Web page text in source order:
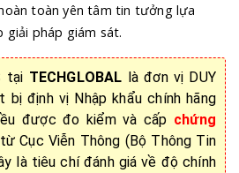
toàn yên tâm tin tưởng lựa
giải pháp giám sát.
tại TECHGLOBAL là đơn vị DUY
bị định vị Nhập khẩu chính hãng
được đo kiểm và cấp chứng
từ Cục Viễn Thông (Bộ Thông Tin
là tiêu chí đánh giá về độ chính